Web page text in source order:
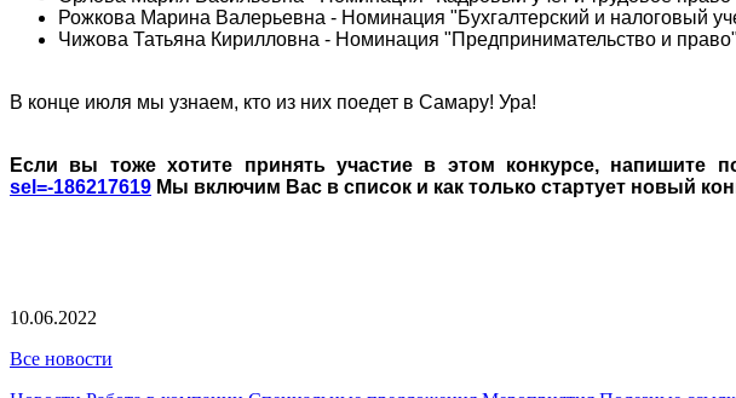
Рожкова Марина Валерьевна - Номинация "Бухгалтерский и налоговый
Чижова Татьяна Кирилловна - Номинация "Предпринимательство и право"
В конце июля мы узнаем, кто из них поедет в Самару! Ура!
Если вы тоже хотите принять участие в этом конкурсе, напишите
sel=-186217619 Мы включим Вас в список и как только стартует новый
10.06.2022
Все новости